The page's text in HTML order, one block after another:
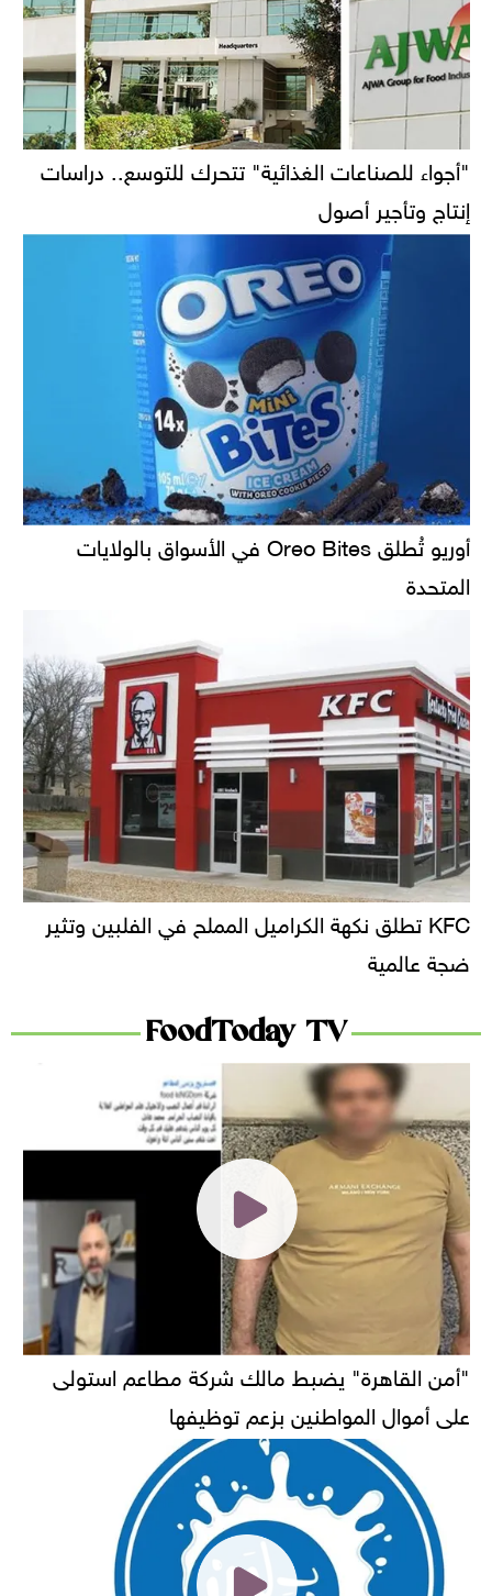
"أجواء للصناعات الغذائية" تتحرك للتوسع.. دراسات
إنتاج وتأجير أصول
أوريو تُطلق Oreo Bites في الأسواق بالولايات
المتحدة
KFC تطلق نكهة الكراميل المملح في الفلبين وتثير
ضجة عالمية
FoodToday TV
"أمن القاهرة" يضبط مالك شركة مطاعم استولى
على أموال المواطنين بزعم توظيفها